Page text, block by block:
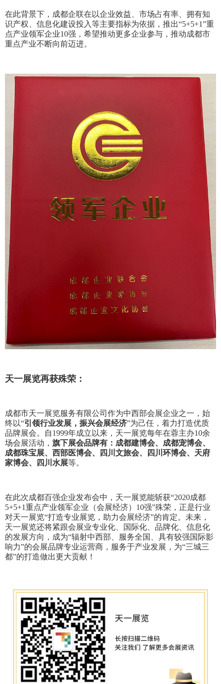
在此背景下，成都企联在以企业效益、市场占有率、拥有知
识产权、信息化建设投入等主要指标为依据，推出“5+5+1”重
点产业领军企业10强，希望推动更多企业参与，推动成都市
重点产业不断向前迈进。
天一展览再获殊荣：
成都市天一展览服务有限公司作为中西部会展企业之一，始
终以“引领行业发展，振兴会展经济”为己任，着力打造优质
品牌展会。自1999年成立以来，天一展览每年在蓉主办10余
场会展活动， 旗下展会品牌有：成都建博会、成都宠博会、
成都珠宝展、西部医博会、四川文旅会、四川环博会、天府
家博会、四川水展等。
在此次成都百强企业发布会中，天一展览能斩获“2020成都
5+5+1重点产业领军企业（会展经济）10强”殊荣，正是行业
对天一展览“打造专业展览，助力会展经济”的肯定。未来，
天一展览还将紧跟会展业专业化、国际化、品牌化、信息化
的发展方向，成为“辐射中西部、服务全国、具有较强国际影
响力”的会展品牌专业运营商，服务于产业发展，为“三城三
都”的打造做出更大贡献！